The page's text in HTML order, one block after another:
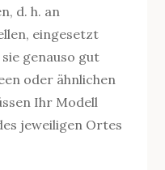
d. h. an
eingesetzt
genauso gut
oder ähnlichen
Ihr Modell
jeweiligen Ortes